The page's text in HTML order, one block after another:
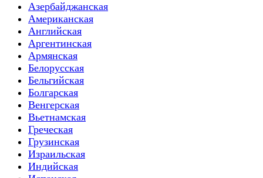
Азербайджанская
Американская
Английская
Аргентинская
Армянская
Белорусская
Бельгийская
Болгарская
Венгерская
Вьетнамская
Греческая
Грузинская
Израильская
Индийская